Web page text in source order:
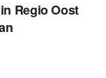
Regio Oost